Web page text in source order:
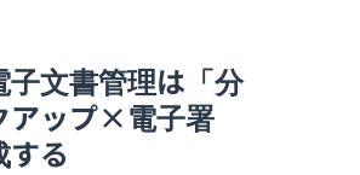
子文書管理は「分
ップ×電子署
る